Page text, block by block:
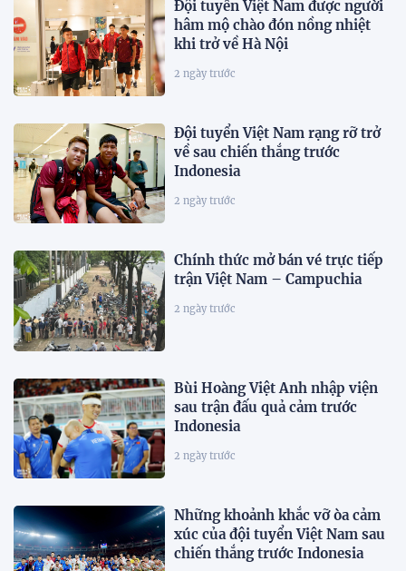
Đội tuyển Việt Nam được người
hâm mộ chào đón nồng nhiệt
khi trở về Hà Nội
2 ngày trước
Đội tuyển Việt Nam rạng rỡ trở
về sau chiến thắng trước
Indonesia
2 ngày trước
Chính thức mở bán vé trực tiếp
trận Việt Nam – Campuchia
2 ngày trước
Bùi Hoàng Việt Anh nhập viện
sau trận đấu quả cảm trước
Indonesia
2 ngày trước
Những khoảnh khắc vỡ òa cảm
xúc của đội tuyển Việt Nam sau
chiến thắng trước Indonesia